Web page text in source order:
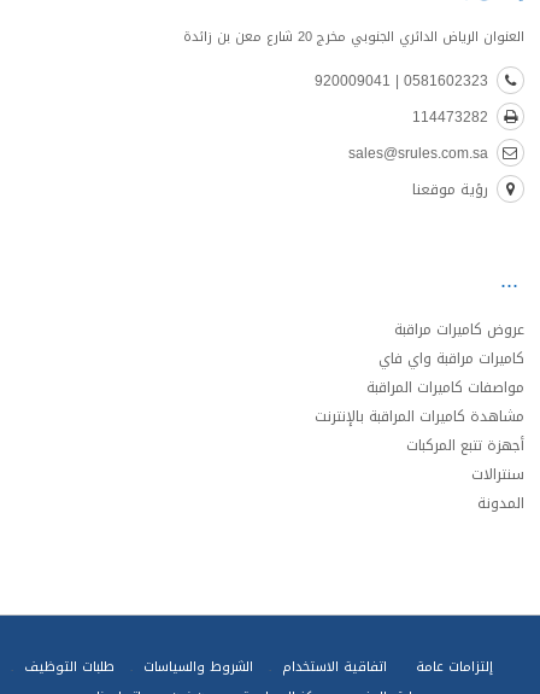
العنوان الرياض الدائري الجنوبي مخرج 20 شارع معن بن زائدة
0581602323 | 920009041
114473282
sales@srules.com.sa
رؤية موقعنا
عروض كاميرات مراقبة
كاميرات مراقبة واي فاي
مواصفات كاميرات المراقبة
مشاهدة كاميرات المراقبة بالإنترنت
أجهزة تتبع المركبات
سنترالات
المدونة
إلتزامات عامة اتفاقية الاستخدام الشروط والسياسات
طلبات التوظيف